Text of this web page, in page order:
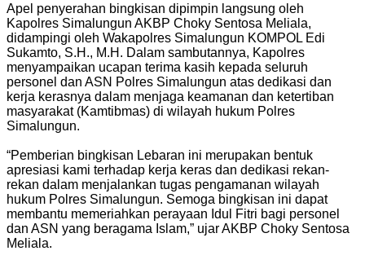
Apel penyerahan bingkisan dipimpin langsung oleh
Kapolres Simalungun AKBP Choky Sentosa Meliala,
didampingi oleh Wakapolres Simalungun KOMPOL Edi
Sukamto, S.H., M.H. Dalam sambutannya, Kapolres
menyampaikan ucapan terima kasih kepada seluruh
personel dan ASN Polres Simalungun atas dedikasi dan
kerja kerasnya dalam menjaga keamanan dan ketertiban
masyarakat (Kamtibmas) di wilayah hukum Polres
Simalungun.
“Pemberian bingkisan Lebaran ini merupakan bentuk
apresiasi kami terhadap kerja keras dan dedikasi rekan-
rekan dalam menjalankan tugas pengamanan wilayah
hukum Polres Simalungun. Semoga bingkisan ini dapat
membantu memeriahkan perayaan Idul Fitri bagi personel
dan ASN yang beragama Islam,” ujar AKBP Choky Sentosa
Meliala.